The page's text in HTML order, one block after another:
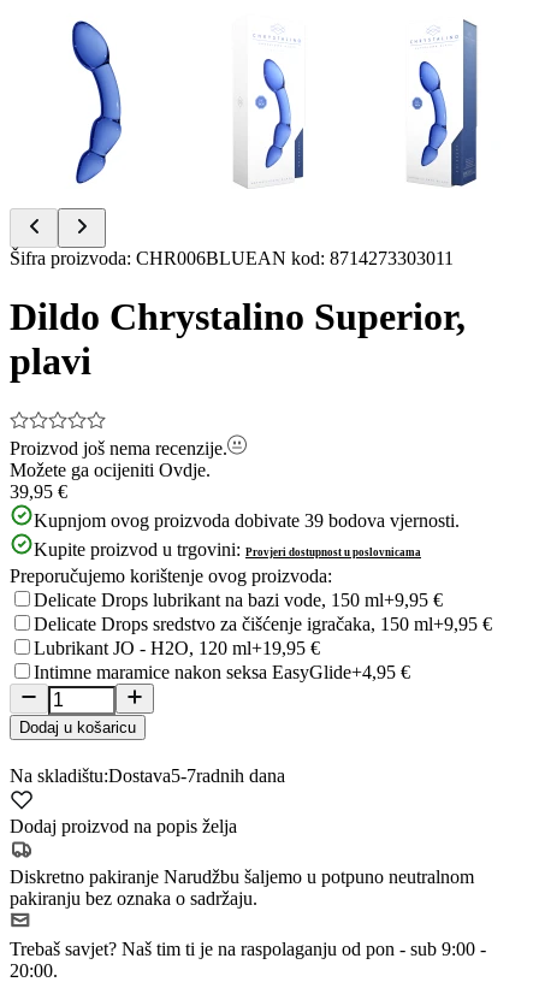
Item
of
Šifra proizvoda: CHR006BLUEAN kod: 8714273303011
Dildo Chrystalino Superior,
plavi
Proizvod još nema recenzije.
Možete ga ocijeniti Ovdje.
39,95 €
Kupnjom ovog proizvoda dobivate 39 bodova vjernosti.
Kupite proizvod u trgovini: Provjeri dostupnost u poslovnicama
Preporučujemo korištenje ovog proizvoda:
Delicate Drops lubrikant na bazi vode, 150 ml+9,95 €
Delicate Drops sredstvo za čišćenje igračaka, 150 ml+9,95 €
Lubrikant JO - H2O, 120 ml+19,95 €
Intimne maramice nakon seksa EasyGlide+4,95 €
Dodaj u košaricu
Na skladištu:Dostava5-7radnih dana
Dodaj proizvod na popis želja
Diskretno pakiranje Narudžbu šaljemo u potpuno neutralnom
pakiranju bez oznaka o sadržaju.
Trebaš savjet? Naš tim ti je na raspolaganju od pon - sub 9:00 -
20:00.